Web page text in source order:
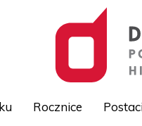
Rocznice